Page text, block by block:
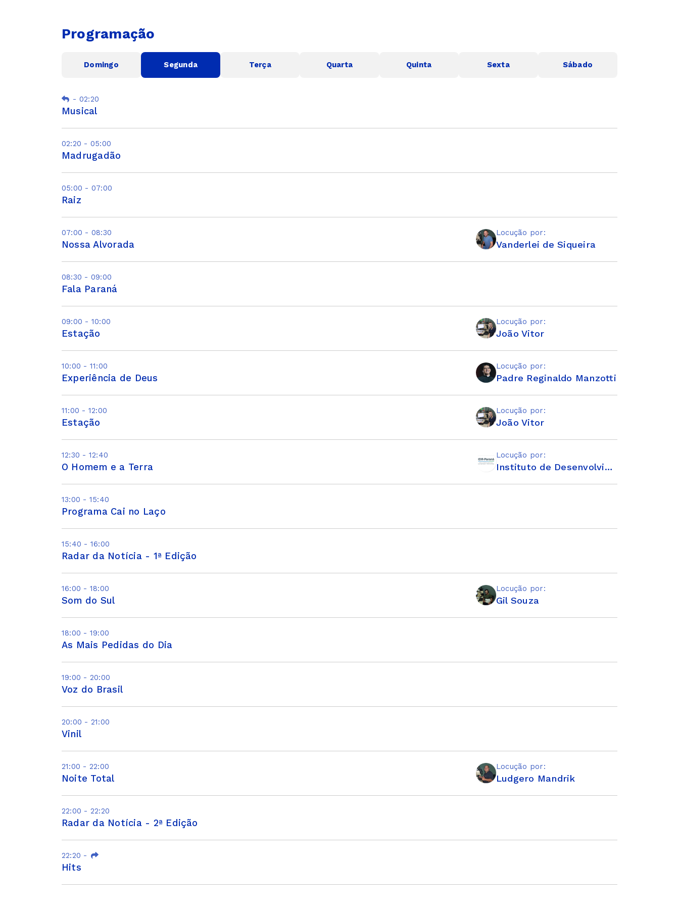
Programação
Domingo Segunda Terça Quarta Quinta Sexta Sábado
- 02:20
Musical
02:20 - 05:00
Madrugadão
05:00 - 07:00
Raiz
07:00 - 08:30
Nossa Alvorada
Locução por:
Vanderlei de Siqueira
08:30 - 09:00
Fala Paraná
09:00 - 10:00
Estação
Locução por:
João Vitor
10:00 - 11:00
Experiência de Deus
Locução por:
Padre Reginaldo Manzotti
11:00 - 12:00
Estação
Locução por:
João Vitor
12:30 - 12:40
O Homem e a Terra
Locução por:
Instituto de Desenvolvimento Rural do Paraná - Iapar-Emater (IDR-Paraná)
13:00 - 15:40
Programa Cai no Laço
15:40 - 16:00
Radar da Notícia - 1ª Edição
16:00 - 18:00
Som do Sul
Locução por:
Gil Souza
18:00 - 19:00
As Mais Pedidas do Dia
19:00 - 20:00
Voz do Brasil
20:00 - 21:00
Vinil
21:00 - 22:00
Noite Total
Locução por:
Ludgero Mandrik
22:00 - 22:20
Radar da Notícia - 2ª Edição
22:20 -
Hits